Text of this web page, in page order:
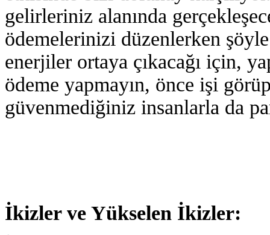
gelirleriniz alanında
ödemelerinizi düzenlerken
enerjiler ortaya çıkacağı için,
ödeme yapmayın, önce işi
güvenmediğiniz insanlarla da
İkizler ve Yükselen İkizler: